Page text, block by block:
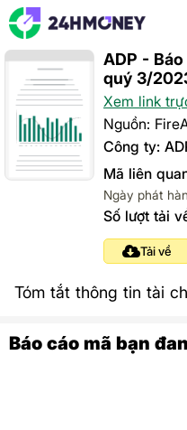
ADP -
quý 3/
Xem link
Nguồn:
Công ty:
Mã liên
Ngày phát
Số lượt tải
Tải về
Tóm tắt thông tin tài
Báo cáo mã bạn